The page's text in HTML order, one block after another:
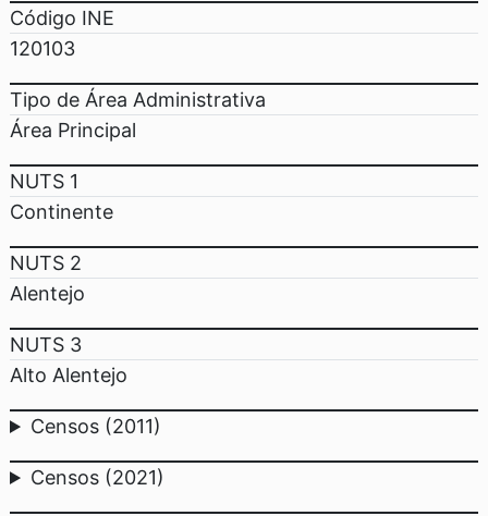
Código INE
120103
Tipo de Área Administrativa
Área Principal
NUTS 1
Continente
NUTS 2
Alentejo
NUTS 3
Alto Alentejo
Censos (2011)
Censos (2021)